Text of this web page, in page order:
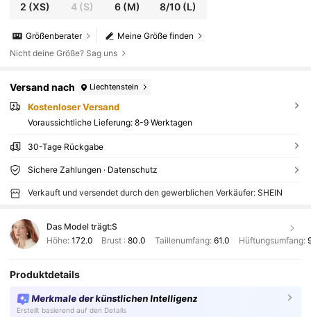
2 (XS) 4(S) 6(M) 8/10 (L)
Meine Größe finden
Größenberater
Nicht deine Größe? Sag uns
Versand nach Liechtenstein
Kostenloser Versand
Voraussichtliche Lieferung: 8-9 Werktagen
30-Tage Rückgabe
Sichere Zahlungen · Datenschutz
Verkauft und versendet durch den gewerblichen Verkäufer: SHEIN
Das Model trägt:S
Höhe: 172.0 Brust :80.0 Taillenumfang: 61.0 Hüftungsumfang:
Produktdetails
Merkmale der künstlichen Intelligenz
Erstellt basierend auf den Details